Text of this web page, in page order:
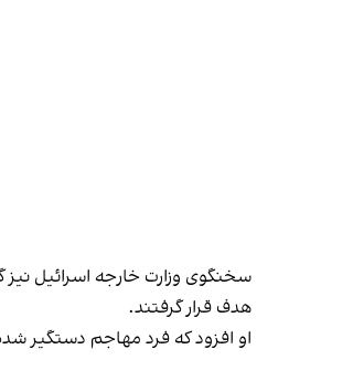
سخنگوی وزارت خارجه اسرائیل نیز
هدف قرار گرفتند.
او افزود که فرد مهاجم دستگیر